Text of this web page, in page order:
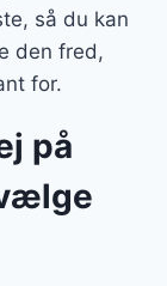
så du kan
den fred,
for.
på